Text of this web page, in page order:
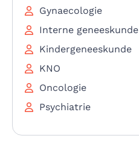
Gynaecologie
Interne geneeskunde
Kindergeneeskunde
KNO
Oncologie
Psychiatrie